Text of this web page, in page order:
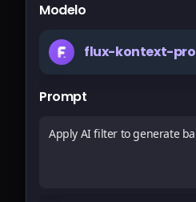
Modelo
flux-kontext-pro
Prompt